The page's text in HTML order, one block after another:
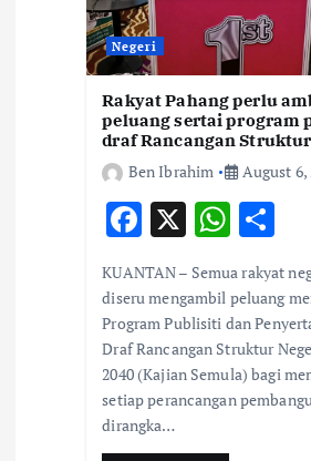
Negeri
Rakyat Pahang perlu
peluang sertai program
draf Rancangan
Ben Ibrahim
August 6,
F
ac
e
b
o
o
k
X W
at
s
A
p
ar
e
KUANTAN – Semua rakyat
diseru mengambil peluang
Program Publisiti dan
Draf Rancangan Struktur
2040 (Kajian Semula) bagi
setiap perancangan
dirangka…